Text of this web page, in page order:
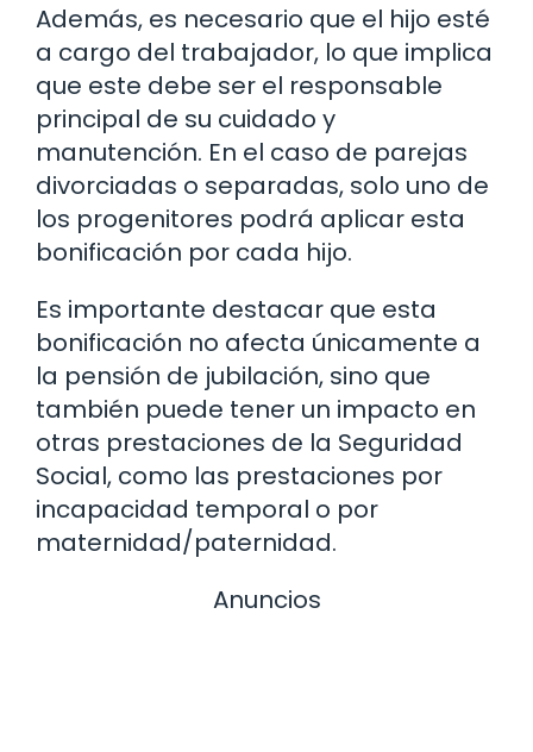
Además, es necesario que el hijo esté
a cargo del trabajador, lo que implica
que este debe ser el responsable
principal de su cuidado y
manutención. En el caso de parejas
divorciadas o separadas, solo uno de
los progenitores podrá aplicar esta
bonificación por cada hijo.
Es importante destacar que esta
bonificación no afecta únicamente a
la pensión de jubilación, sino que
también puede tener un impacto en
otras prestaciones de la Seguridad
Social, como las prestaciones por
incapacidad temporal o por
maternidad/paternidad.
Anuncios